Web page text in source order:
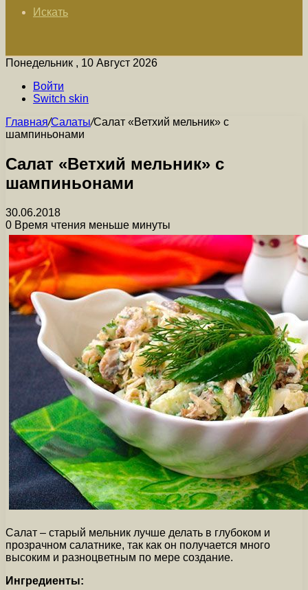
Искать
Понедельник , 10 Август 2026
Войти
Switch skin
Главная/Салаты/Салат «Ветхий мельник» с
шампиньонами
Салат «Ветхий мельник» с
шампиньонами
30.06.2018
0 Время чтения меньше минуты
Салат – старый мельник лучше делать в глубоком и
прозрачном салатнике, так как он получается много
высоким и разноцветным по мере создание.
Ингредиенты: